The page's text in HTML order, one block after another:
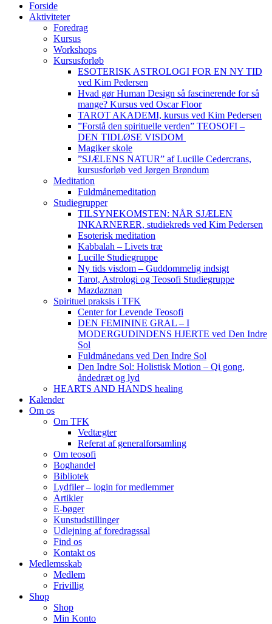
Forside
Aktiviteter
Foredrag
Kursus
Workshops
Kursusforløb
ESOTERISK ASTROLOGI FOR EN NY TID
ved Kim Pedersen
Hvad gør Human Design så fascinerende for så
mange? Kursus ved Oscar Floor
TAROT AKADEMI, kursus ved Kim Pedersen
”Forstå den spirituelle verden” TEOSOFI –
DEN TIDLØSE VISDOM
Magiker skole
”SJÆLENS NATUR” af Lucille Cedercrans,
kursusforløb ved Jørgen Brøndum
Meditation
Fuldmånemeditation
Studiegrupper
TILSYNEKOMSTEN: NÅR SJÆLEN
INKARNERER, studiekreds ved Kim Pedersen
Esoterisk meditation
Kabbalah – Livets træ
Lucille Studiegruppe
Ny tids visdom – Guddommelig indsigt
Tarot, Astrologi og Teosofi Studiegruppe
Mazdaznan
Spirituel praksis i TFK
Center for Levende Teosofi
DEN FEMININE GRAL – I
MODERGUDINDENS HJERTE ved Den Indre
Sol
Fuldmånedans ved Den Indre Sol
Den Indre Sol: Holistisk Motion – Qi gong,
åndedræt og lyd
HEARTS AND HANDS healing
Kalender
Om os
Om TFK
Vedtægter
Referat af generalforsamling
Om teosofi
Boghandel
Bibliotek
Lydfiler – login for medlemmer
Artikler
E-bøger
Kunstudstillinger
Udlejning af foredragssal
Find os
Kontakt os
Medlemsskab
Medlem
Frivillig
Shop
Shop
Min Konto